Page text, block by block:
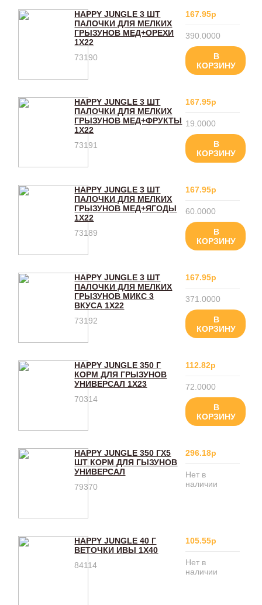
HAPPY JUNGLE 3 ШТ
ПАЛОЧКИ ДЛЯ МЕЛКИХ
ГРЫЗУНОВ МЕД+ОРЕХИ
1X22
73190
167.95р
390.0000
В
КОРЗИНУ
HAPPY JUNGLE 3 ШТ
ПАЛОЧКИ ДЛЯ МЕЛКИХ
ГРЫЗУНОВ МЕД+ФРУКТЫ
1X22
73191
167.95р
19.0000
В
КОРЗИНУ
HAPPY JUNGLE 3 ШТ
ПАЛОЧКИ ДЛЯ МЕЛКИХ
ГРЫЗУНОВ МЕД+ЯГОДЫ
1X22
73189
167.95р
60.0000
В
КОРЗИНУ
HAPPY JUNGLE 3 ШТ
ПАЛОЧКИ ДЛЯ МЕЛКИХ
ГРЫЗУНОВ МИКС 3
ВКУСА 1X22
73192
167.95р
371.0000
В
КОРЗИНУ
HAPPY JUNGLE 350 Г
КОРМ ДЛЯ ГРЫЗУНОВ
УНИВЕРСАЛ 1Х23
70314
112.82р
72.0000
В
КОРЗИНУ
HAPPY JUNGLE 350 ГХ5
ШТ КОРМ ДЛЯ ГЫЗУНОВ
УНИВЕРСАЛ
79370
296.18р
Нет в
наличии
HAPPY JUNGLE 40 Г
ВЕТОЧКИ ИВЫ 1Х40
84114
105.55р
Нет в
наличии